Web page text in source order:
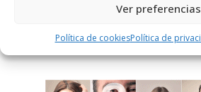
Ver preferencias
Política de cookiesPolítica de